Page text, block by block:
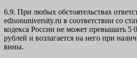
6.9. При любых обстоятельствах
edisonuniversity.ru в соответствии со
кодекса России не может превышать 5
рублей и возлагается на него при
вины.